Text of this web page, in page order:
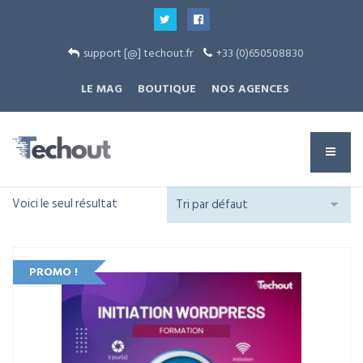
support [@] techout.fr
+33 (0)650508830
LE MAG
BOUTIQUE NOS AGENCES
Voici le seul résultat
PROMO !